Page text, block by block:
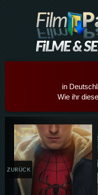
in
Wie ihr
Details,Play
ZURÜCK